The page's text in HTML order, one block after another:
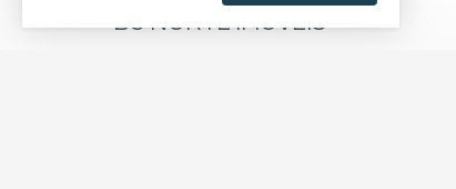
BC NORTE IMÓVEIS